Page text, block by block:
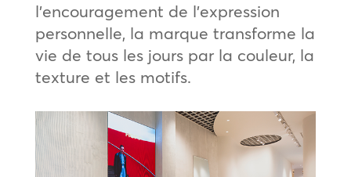
l’encouragement de l’expression
personnelle, la marque transforme la
vie de tous les jours par la couleur, la
texture et les motifs.